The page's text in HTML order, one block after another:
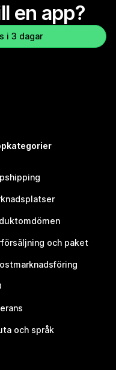
en app?
i 3 dagar
och paket
och språk